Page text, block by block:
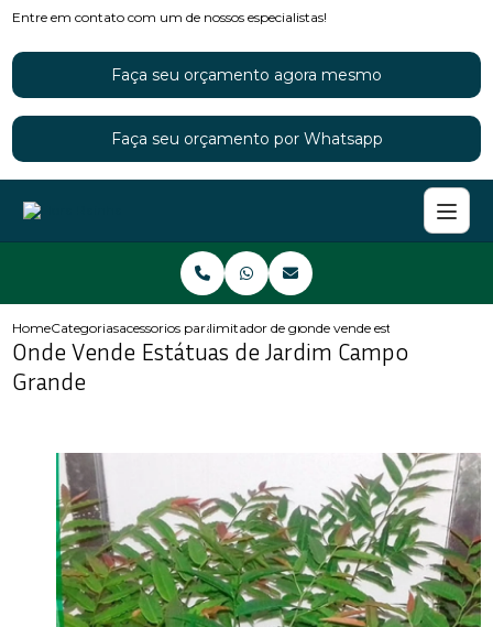
Entre em contato com um de nossos especialistas!
Faça seu orçamento agora mesmo
Faça seu orçamento por Whatsapp
HomeCategoriasacessorios para jardinslimitador de grama para jardim
onde vende estatuas de
Onde Vende Estátuas de Jardim Campo
Grande